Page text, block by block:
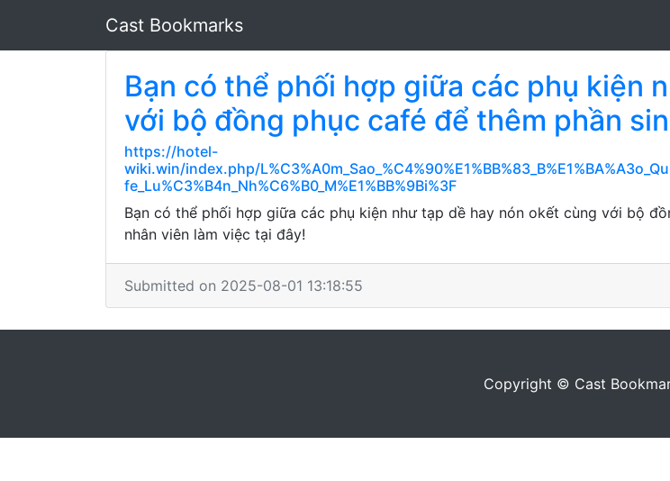
Cast Bookmarks
Bạn có thể phối hợp giữa các phụ kiện
với bộ đồng phục café để thêm phần
https://hotel-
wiki.win/index.php/
fe_Lu%C3%B4n_Nh%C6%B0_M%E1%BB%9Bi%3F
Bạn có thể phối hợp giữa các phụ kiện như tạp dề hay nón okết cùng với bộ
nhân viên làm việc tại đây!
Submitted on 2025-08-01 13:18:55
Copyright © Cast